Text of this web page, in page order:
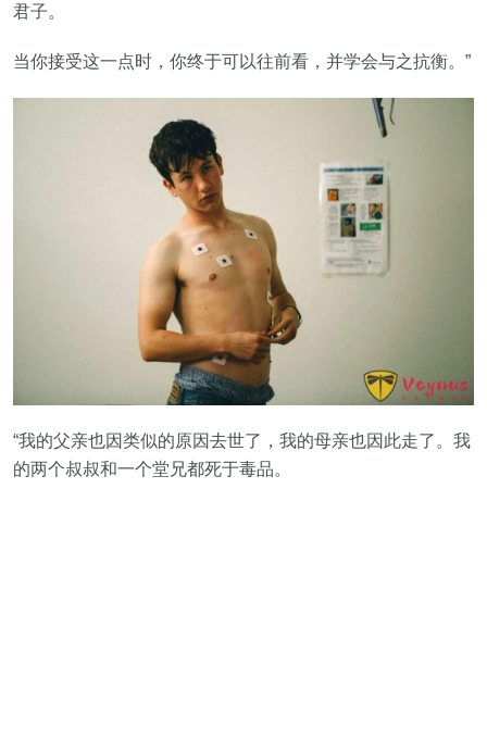
君子。
当你接受这一点时，你终于可以往前看，并学会与之抗衡。”
“我的父亲也因类似的原因去世了，我的母亲也因此走了。我
的两个叔叔和一个堂兄都死于毒品。